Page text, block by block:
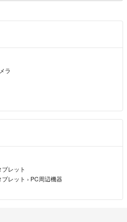
ラ
ブレット
ブレット › PC周辺機器